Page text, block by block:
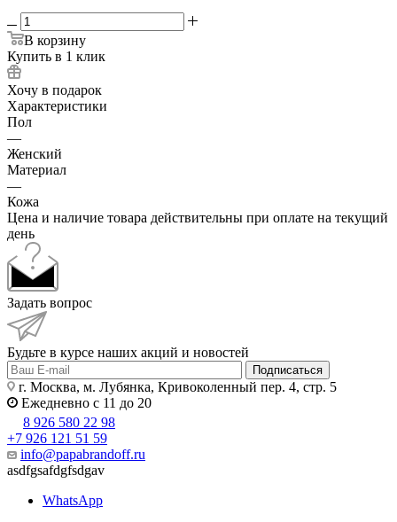
В корзину
Купить в 1 клик
Хочу в подарок
Характеристики
Пол
—
Женский
Материал
—
Кожа
Цена и наличие товара действительны при оплате на текущий
день
Задать вопрос
Будьте в курсе наших акций и новостей
Подписаться
г. Москва, м. Лубянка, Кривоколенный пер. 4, стр. 5
Ежедневно с 11 до 20
8 926 580 22 98
+7 926 121 51 59
info@papabrandoff.ru
asdfgsafdgfsdgav
WhatsApp